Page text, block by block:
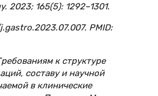
2023; 165(5): 1292–1301.
PMID:
к структуре
составу и научной
в клинические